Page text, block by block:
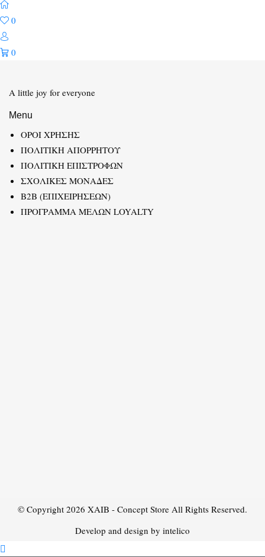
0
0
A little joy for everyone
Menu
ΟΡΟΙ ΧΡΗΣΗΣ
ΠΟΛΙΤΙΚΗ ΑΠΟΡΡΗΤΟΥ
ΠΟΛΙΤΙΚΗ ΕΠΙΣΤΡΟΦΩΝ
ΣΧΟΛΙΚΕΣ ΜΟΝΑΔΕΣ
B2B (ΕΠΙΧΕΙΡΗΣΕΩΝ)
ΠΡΟΓΡΑΜΜΑ ΜΕΛΩΝ LOYALTY
© Copyright 2026 XAIB - Concept Store All Rights Reserved.
Develop and design by intelico